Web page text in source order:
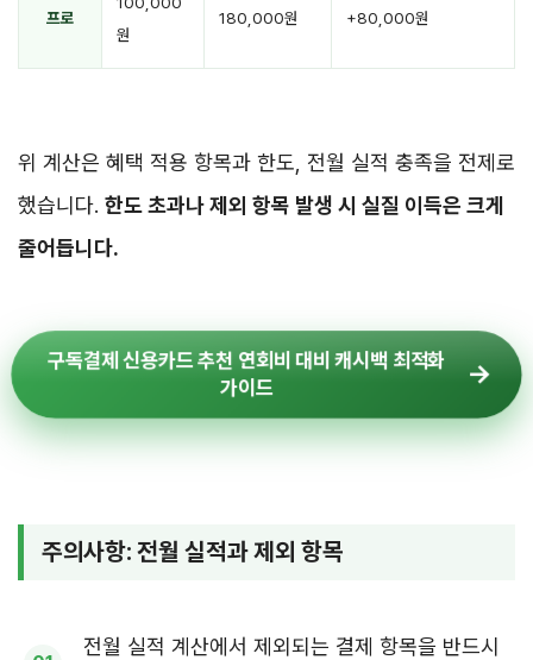
프로
원
180,000원 +80,000원
위 계산은 혜택 적용 항목과 한도, 전월 실적 충족을 전제로
했습니다. 한도 초과나 제외 항목 발생 시 실질 이득은 크게
줄어듭니다.
구독결제 신용카드 추천 연회비 대비 캐시백 최적화
가이드
주의사항: 전월 실적과 제외 항목
전월 실적 계산에서 제외되는 결제 항목을 반드시